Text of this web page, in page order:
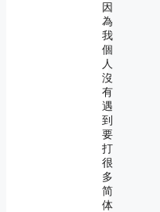
因
為
我
個
人
沒
有
遇
到
要
打
很
多
简
体